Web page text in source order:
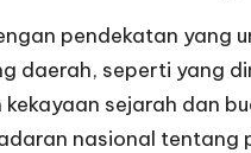
pendekatan
daerah, seperti yang
sejarah dan
nasional